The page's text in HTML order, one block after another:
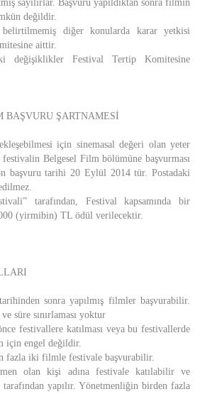
sayılırlar. Başvuru yapıldıktan sonra filmin
değildir.
diğer konularda karar yetkisi
aittir.
değişiklikler Festival Tertip Komitesine
BAŞVURU ŞARTNAMESİ
için sinemasal değeri olan yeter
Belgesel Film bölümüne başvurması
başvuru tarihi 20 Eylül 2014 tür. Postadaki
tarafından, Festival kapsamında bir
(yirmibin) TL ödül verilecektir.
sonra yapılmış filmler başvurabilir.
süre sınırlaması yoktur
festivallere katılması veya bu festivallerde
için engel değildir.
fazla iki filmle festivale başvurabilir.
olan kişi adına festivale katılabilir ve
yapılır. Yönetmenliğin birden fazla